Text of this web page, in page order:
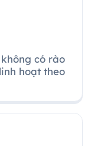
có rào
hoạt theo